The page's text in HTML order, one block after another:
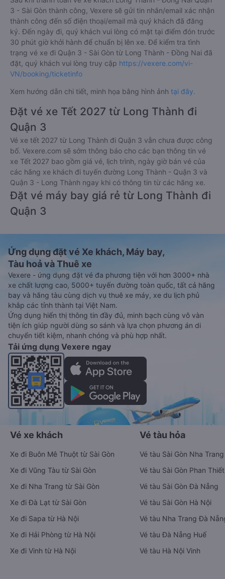
3 - Sài Gòn thành công, Vexere sẽ gửi tin nhắn/email xác nhận
thành công đến số điện thoại/email mà quý khách đã đăng
ký. Đến ngày đi, quý khách vui lòng có mặt tại điểm đón trước
30 phút giờ khởi hành để chuẩn bị lên xe. Để kiểm tra tình
trạng vé xe đi Quận 3 - Sài Gòn từ Long Thành - Đồng Nai đã
đặt, quý khách vui lòng truy cập https://vexere.com/vi-
VN/booking/ticketinfo
Xem hướng dẫn chi tiết, minh họa bằng hình ảnh tại đây.
Đặt vé xe Tết 2027 từ Long Thành đi
Quận 3
Vé xe tết 2027 từ Long Thành đi Quận 3 vẫn chưa được công
bố. Vexere.com sẽ sớm thông báo cho các bạn thông tin vé
xe Tết 2027 bao gồm giá vé, lịch trình, ngày giờ bán vé của
các hãng xe khách đi tuyến đường Long Thành - Quận 3 và
Quận 3 - Long Thành ngay khi có thông tin từ các hãng xe.
Đặt vé máy bay giá rẻ từ Long Thành đi
Quận 3
Ứng dụng đặt vé Xe khách, Máy bay,
Tàu hoả và Thuê xe
Vexere - ứng dụng đặt vé đa phương tiện với hơn 3000+ nhà
xe chất lượng cao, 5000+ tuyến đường toàn quốc, tất cả hãng
bay và hãng tàu cùng dịch vụ thuê xe máy, xe du lịch phủ
khắp các tỉnh thành tại Việt Nam.
Ứng dụng hiển thị thông tin đầy đủ, minh bạch cùng vô vàn
tiện ích giúp người dùng so sánh và lựa chọn phương án di
chuyển tiết kiệm, nhanh chóng và phù hợp nhất.
Tải ứng dụng Vexere ngay
Vé xe khách
Xe đi Buôn Mê Thuột từ Sài Gòn
Xe đi Vũng Tàu từ Sài Gòn
Xe đi Nha Trang từ Sài Gòn
Xe đi Đà Lạt từ Sài Gòn
Xe đi Sapa từ Hà Nội
Xe đi Hải Phòng từ Hà Nội
Xe đi Vinh từ Hà Nội
Vé tàu hỏa
Vé tàu Sài Gòn Nha Trang
Vé tàu Sài Gòn Phan Thiết
Vé tàu Sài Gòn Đà Nẵng
Vé tàu Sài Gòn Hà Nội
Vé tàu Nha Trang Đà
Vé tàu Đà Nẵng Huế
Vé tàu Hà Nội Vinh